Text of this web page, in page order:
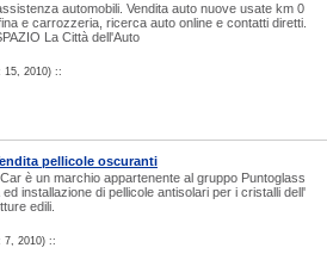
automobili. Vendita auto nuove usate km 0
e carrozzeria, ricerca auto online e contatti diretti.
La Città dell'Auto
15, 2010) ::
pellicole oscuranti
è un marchio appartenente al gruppo Puntoglass
installazione di pellicole antisolari per i cristalli dell'
edili.
7, 2010) ::